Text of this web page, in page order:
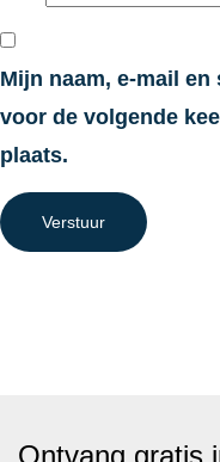
Mijn naam, e-mail
voor de volgende
plaats.
Verstuur